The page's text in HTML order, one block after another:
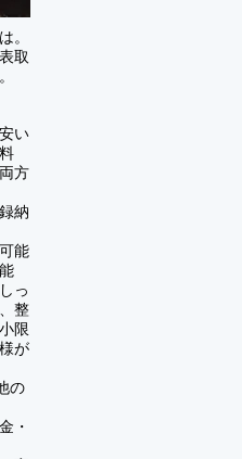
。
取
い
方
納
能
っ
整
限
が
の
・